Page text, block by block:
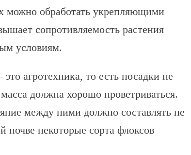
можно обработать укрепляющими
сопротивляемость растения
условиям.
агротехника, то есть посадки не
должна хорошо проветриваться.
между ними должно составлять не
некоторые сорта флоксов